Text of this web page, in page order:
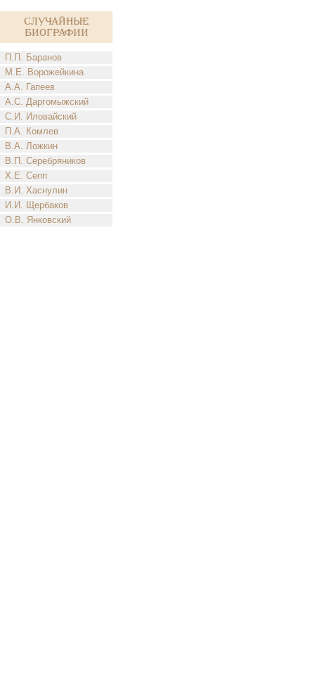
Случайные
биографии
П.П. Баранов
М.Е. Ворожейкина
А.А. Гапеев
А.С. Даргомыжский
С.И. Иловайский
П.А. Комлев
В.А. Ложкин
В.П. Серебряников
Х.Е. Сепп
В.И. Хаснулин
И.И. Щербаков
О.В. Янковский